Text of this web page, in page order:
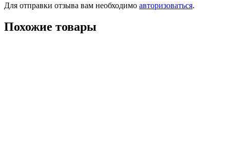
Для отправки отзыва вам необходимо авторизоваться.
Похожие товары